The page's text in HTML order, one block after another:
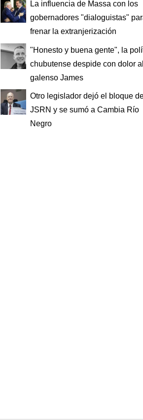
La influencia de Massa con los
gobernadores "dialoguistas"
frenar la extranjerización
"Honesto y buena gente", la
chubutense despide con dolor al
galenso James
Otro legislador dejó el bloque
JSRN y se sumó a Cambia Río
Negro